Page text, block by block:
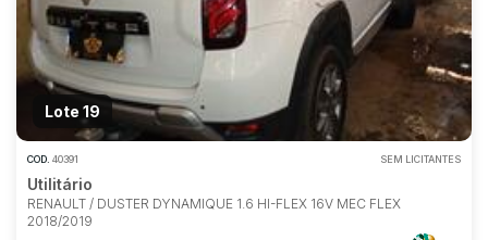
Lote 19
COD. 40391 SEM LICITANTES
Utilitário
RENAULT / DUSTER DYNAMIQUE 1.6 HI-FLEX 16V MEC FLEX
2018/2019